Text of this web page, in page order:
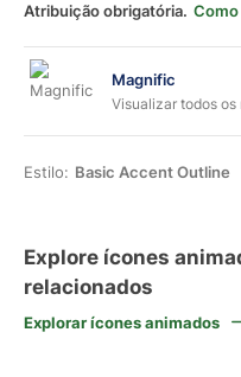
Atribuição obrigatória.
Magnific
Visualizar todos
Estilo: Basic Accent Outline
Explore ícones
relacionados
Explorar ícones animados